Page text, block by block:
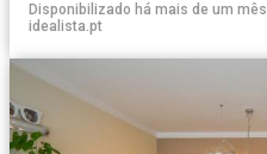
Disponibilizado há mais de um mês
idealista.pt